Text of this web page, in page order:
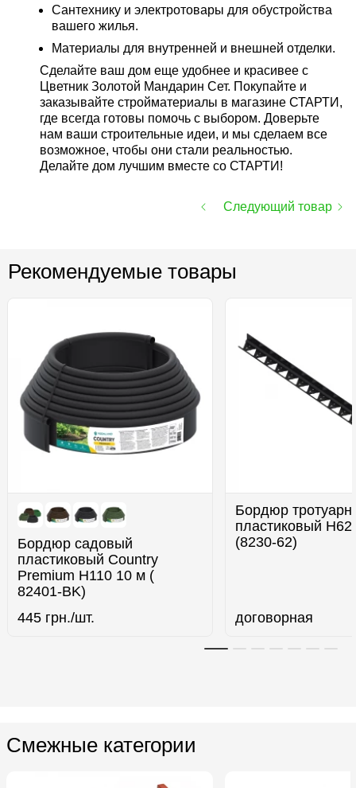
Сантехнику и электротовары для обустройства
вашего жилья.
Материалы для внутренней и внешней отделки.
Сделайте ваш дом еще удобнее и красивее с
Цветник Золотой Мандарин Сет. Покупайте и
заказывайте стройматериалы в магазине СТАРТИ,
где всегда готовы помочь с выбором. Доверьте
нам ваши строительные идеи, и мы сделаем все
возможное, чтобы они стали реальностью.
Делайте дом лучшим вместе со СТАРТИ!
Следующий товар
Рекомендуемые товары
Бордюр садовый
пластиковый Country
Premium H110 10 м (
82401-BK)
445 грн./шт.
Бордюр
пластиковый
(8230-62)
договорная
Смежные категории